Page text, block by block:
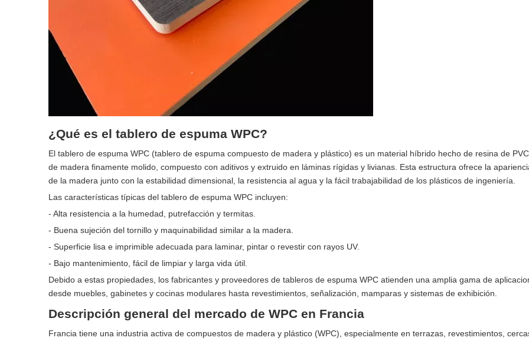
¿Qué es el tablero de espuma WPC?
El tablero de espuma WPC (tablero de espuma compuesto de madera y plástico) es un material híbrido hecho de resina de
de madera finamente molido, compuesto con aditivos y extruido en láminas rígidas y livianas. Esta estructura ofrece la
de la madera junto con la estabilidad dimensional, la resistencia al agua y la fácil trabajabilidad de los plásticos de ingeniería.
Las características típicas del tablero de espuma WPC incluyen:
- Alta resistencia a la humedad, putrefacción y termitas.
- Buena sujeción del tornillo y maquinabilidad similar a la madera.
- Superficie lisa e imprimible adecuada para laminar, pintar o revestir con rayos UV.
- Bajo mantenimiento, fácil de limpiar y larga vida útil.
Debido a estas propiedades, los fabricantes y proveedores de tableros de espuma WPC atienden una amplia gama de
desde muebles, gabinetes y cocinas modulares hasta revestimientos, señalización, mamparas y sistemas de exhibición.
Descripción general del mercado de WPC en Francia
Francia tiene una industria activa de compuestos de madera y plástico (WPC), especialmente en terrazas, revestimientos,